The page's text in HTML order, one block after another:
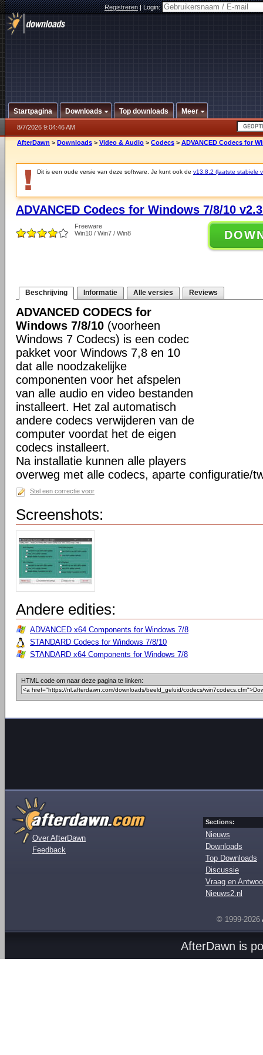
Registreren|Login:
Startpagina Downloads Top downloads Meer
8/7/2026 9:04:46 AM
AfterDawn > Downloads > Video & Audio > Codecs > ADVANCED Codecs for
Dit is een oude versie van deze software. Je kunt ook de v13.8.2 (laatste stabiele
ADVANCED Codecs for Windows 7/8/10
Freeware
Win10 / Win7 / Win8
Beschrijving Informatie Alle versies Reviews
ADVANCED CODECS for
Windows 7/8/10 (voorheen
Windows 7 Codecs) is een codec
pakket voor Windows 7,8 en 10
dat alle noodzakelijke
componenten voor het afspelen
van alle audio en video bestanden
installeert. Het zal automatisch
andere codecs verwijderen van de
computer voordat het de eigen
codecs installeert.
Na installatie kunnen alle players
overweg met alle codecs, aparte configuratie/
Stel een correctie voor
Screenshots:
Andere edities:
ADVANCED x64 Components for Windows 7/8
STANDARD Codecs for Windows 7/8/10
STANDARD x64 Components for Windows 7/8
HTML code om naar deze pagina te linken:
Over AfterDawn
Feedback
Sections:
Nieuws
Downloads
Top Downloads
Discussie
Vraag en
Nieuws2.nl
© 1999-2026
AfterDawn is